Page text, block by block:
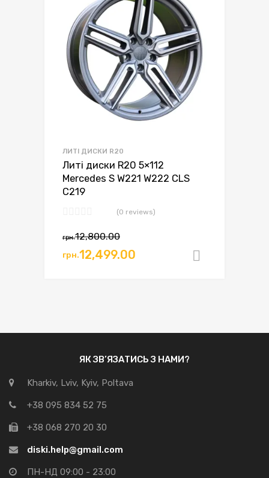
ЛИТІ ДИСКИ R20
Литі диски R20 5×112
Mercedes S W221 W222 CLS
C219
(0 reviews)
грн.12,800.00
грн.12,499.00
ЯК ЗВ’ЯЗАТИСЬ З НАМИ?
Kharkiv, Lviv, Kyiv, Poltava
+38 095 834 52 75
+38 068 270 20 30
diski.help@gmail.com
ПН-НД 09:00 - 23:00